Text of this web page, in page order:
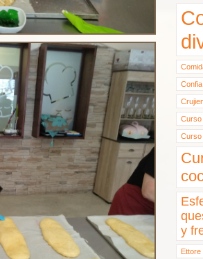
Curso
Curso
y
Ettore